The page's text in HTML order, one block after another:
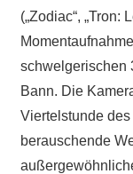
(„Zodiac“, „Tron:
schwelgerischen
Bann. Die
Viertelstunde
berauschende